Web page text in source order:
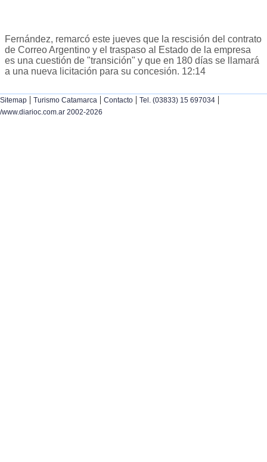
Fernández, remarcó este jueves que la rescisión del contrato
de Correo Argentino y el traspaso al Estado de la empresa
es una cuestión de "transición" y que en 180 días se llamará
a una nueva licitación para su concesión. 12:14
Sitemap | Turismo Catamarca | Contacto | Tel. (03833) 15 697034 |
/www.diarioc.com.ar 2002-2026